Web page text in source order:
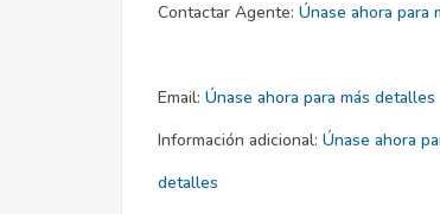
Contactar Agente: Únase ahora para
Email: Únase ahora para más detalles
Información adicional: Únase ahora
detalles